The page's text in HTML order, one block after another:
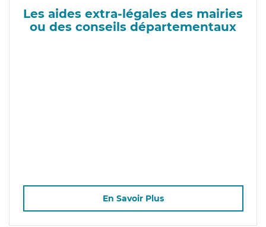
Les aides extra-légales des mairies
ou des conseils départementaux
En Savoir Plus